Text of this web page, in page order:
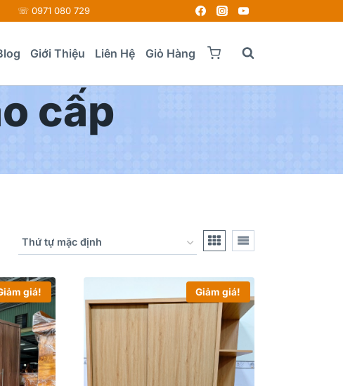
☏ 0971 080 729
Giới Thiệu Liên Hệ Giỏ Hàng
cấp
giá! Giảm giá!